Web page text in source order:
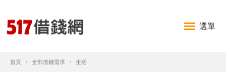
選單
首頁 全部借錢需求 生活